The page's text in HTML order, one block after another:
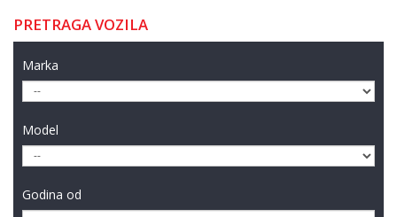
PRETRAGA VOZILA
Marka
Model
Godina od